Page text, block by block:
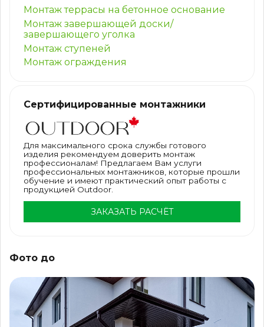
Монтаж террасы на бетонное основание
Монтаж завершающей доски/
завершающего уголка
Монтаж ступеней
Монтаж ограждения
Сертифицированные монтажники
Для максимального срока службы готового
изделия рекомендуем доверить монтаж
профессионалам! Предлагаем Вам услуги
профессиональных монтажников, которые прошли
обучение и имеют практический опыт работы с
продукцией Outdoor.
ЗАКАЗАТЬ РАСЧЁТ
Фото до